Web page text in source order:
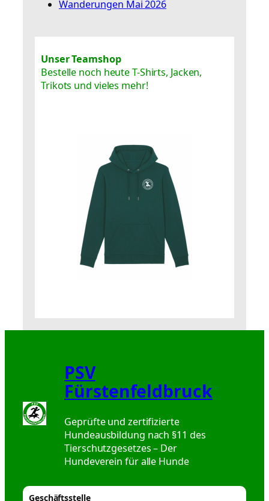
Wanderungen Mai 2026
Unser Teamshop
Bestelle noch heute T-Shirts, Jacken,
Trikots und vieles mehr!
PSV
Fürstenfeldbruck
Geprüfte und zertifizierte
Hundeausbildung nach §11 des
Tierschutzgesetzes – Der
Hundeverein für alle Hunde
Geschäftsstelle